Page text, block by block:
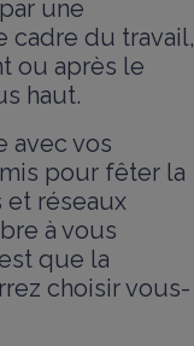
une
cadre du travail,
ou après le
haut.
avec vos
pour fêter la
et réseaux
à vous
que la
choisir vous-